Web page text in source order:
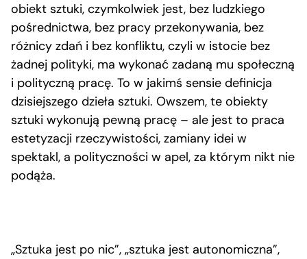
obiekt sztuki, czymkolwiek jest, bez ludzkiego
pośrednictwa, bez pracy przekonywania, bez
różnicy zdań i bez konfliktu, czyli w istocie bez
żadnej polityki, ma wykonać zadaną mu społeczną
i polityczną pracę. To w jakimś sensie definicja
dzisiejszego dzieła sztuki. Owszem, te obiekty
sztuki wykonują pewną pracę – ale jest to praca
estetyzacji rzeczywistości, zamiany idei w
spektakl, a polityczności w apel, za którym nikt nie
podąża.
„Sztuka jest po nic”, „sztuka jest autonomiczna”,